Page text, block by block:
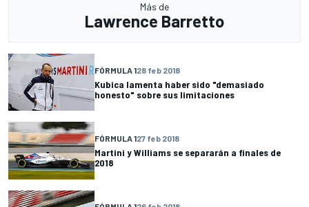
Más de
Lawrence Barretto
FÓRMULA 128 feb 2018
Kubica lamenta haber sido "demasiado
honesto" sobre sus limitaciones
FÓRMULA 127 feb 2018
Martini y Williams se separarán a finales de
2018